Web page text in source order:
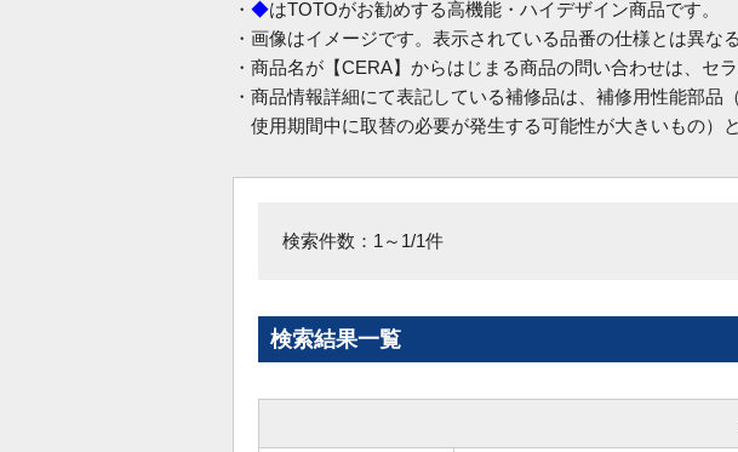
・ ◆はTOTOがお勧めする高機能・ハイデザイン商品です。
・画像はイメージです。表示されている品番の仕様とは異な
・商品名が【CERA】からはじまる商品の問い合わせは、セ
・商品情報詳細にて表記している補修品は、補修用性能部品
使用期間中に取替の必要が発生する可能性が大きいもの）
検索件数：1～1/1件
検索結果一覧